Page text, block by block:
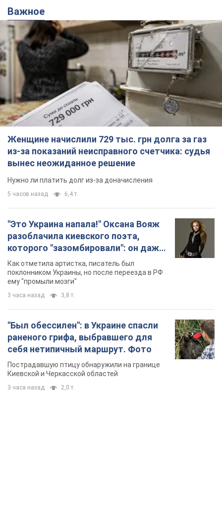
Важное
Женщине начислили 729 тыс. грн долга за газ
из-за показаний неисправного счетчика: судья
вынес неожиданное решение
Нужно ли платить долг из-за доначисления
5 часов назад 6,4 т.
"Это Украина напала!" Оксана Вояж
разоблачила киевского поэта,
которого "зазомбировали": он даже
русского не знал, а теперь хочет
геноцида украинцев
Как отметила артистка, писатель был
поклонником Украины, но после переезда в РФ
ему "промыли мозги"
3 часа назад 3,8 т.
"Был обессилен": в Украине спасли
раненого грифа, выбравшего для
себя нетипичный маршрут. Фото
Пострадавшую птицу обнаружили на границе
Киевской и Черкасской областей
3 часа назад 2,0 т.